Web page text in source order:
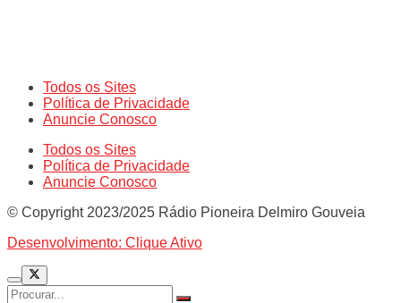
Todos os Sites
Política de Privacidade
Anuncie Conosco
Todos os Sites
Política de Privacidade
Anuncie Conosco
© Copyright 2023/2025 Rádio Pioneira Delmiro Gouveia
Desenvolvimento: Clique Ativo